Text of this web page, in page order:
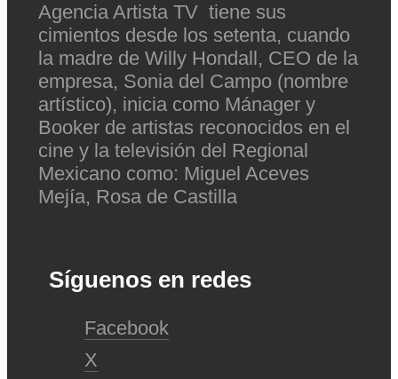
Agencia Artista TV tiene sus
cimientos desde los setenta, cuando
la madre de Willy Hondall, CEO de la
empresa, Sonia del Campo (nombre
artístico), inicia como Mánager y
Booker de artistas reconocidos en el
cine y la televisión del Regional
Mexicano como: Miguel Aceves
Mejía, Rosa de Castilla
Síguenos en redes
Facebook
X